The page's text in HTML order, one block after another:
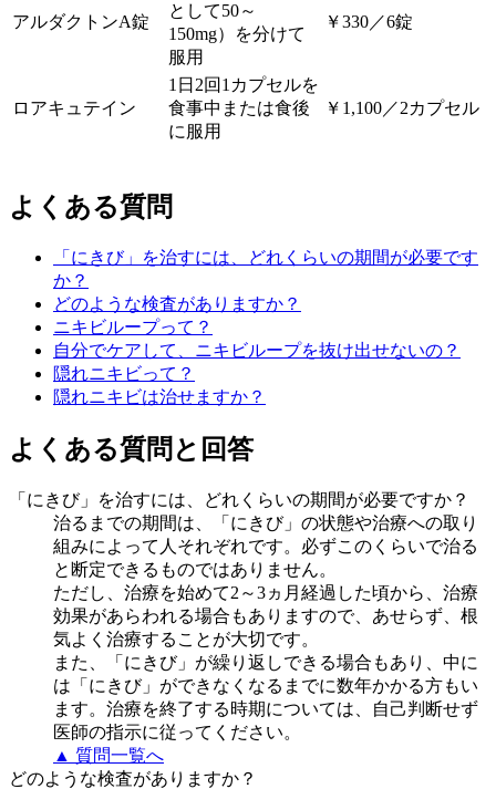
アルダクトンA錠
として50～
150mg）を分けて
服用
￥330／6錠
ロアキュテイン
1日2回1カプセルを
食事中または食後
に服用
￥1,100／2カプセル
よくある質問
「にきび」を治すには、どれくらいの期間が必要です
か？
どのような検査がありますか？
ニキビループって？
自分でケアして、ニキビループを抜け出せないの？
隠れニキビって？
隠れニキビは治せますか？
よくある質問と回答
「にきび」を治すには、どれくらいの期間が必要ですか？
治るまでの期間は、「にきび」の状態や治療への取り
組みによって人それぞれです。必ずこのくらいで治る
と断定できるものではありません。
ただし、治療を始めて2～3ヵ月経過した頃から、治療
効果があらわれる場合もありますので、あせらず、根
気よく治療することが大切です。
また、「にきび」が繰り返しできる場合もあり、中に
は「にきび」ができなくなるまでに数年かかる方もい
ます。治療を終了する時期については、自己判断せず
医師の指示に従ってください。
▲ 質問一覧へ
どのような検査がありますか？